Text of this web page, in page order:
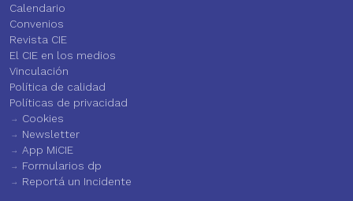
Calendario
Convenios
Revista CIE
El CIE en los medios
Vinculación
Política de calidad
Políticas de privacidad
Cookies
Newsletter
App MiCIE
Formularios dp
Reportá un Incidente